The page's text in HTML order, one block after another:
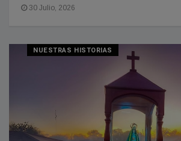
30 Julio, 2026
NUESTRAS HISTORIAS